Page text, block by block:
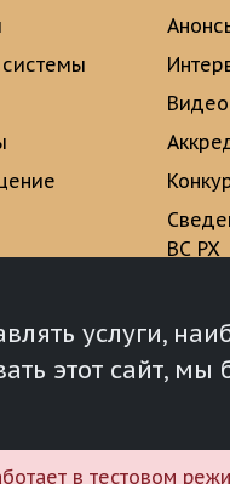
услуги,
этот сайт, мы
ВС РХ
в тестовом